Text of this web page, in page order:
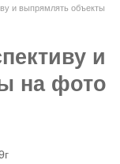
и выпрямлять объекты
и
на фото